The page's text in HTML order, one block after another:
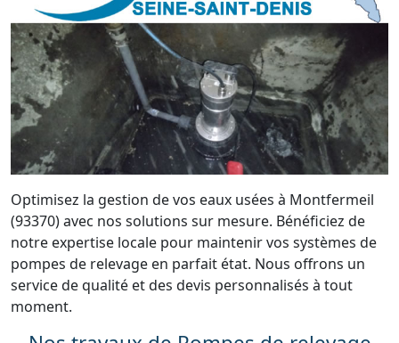
Optimisez la gestion de vos eaux usées à Montfermeil
(93370) avec nos solutions sur mesure. Bénéficiez de
notre expertise locale pour maintenir vos systèmes de
pompes de relevage en parfait état. Nous offrons un
service de qualité et des devis personnalisés à tout
moment.